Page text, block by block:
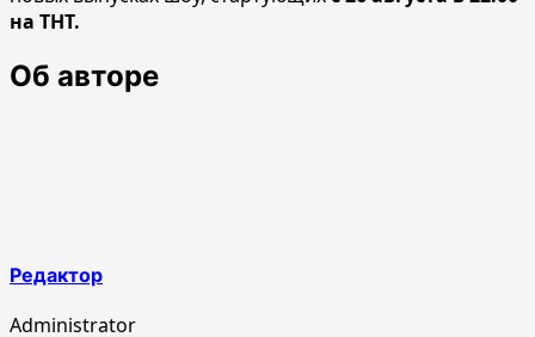
на ТНТ.
Об авторе
Редактор
Administrator